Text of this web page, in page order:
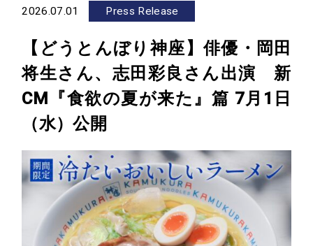
2026.07.01 Press Release
【どうとんぼり神座】俳優・岡田
将生さん、志田彩良さん出演 新
CM『食欲の夏が来た』篇 7月1日
（水）公開